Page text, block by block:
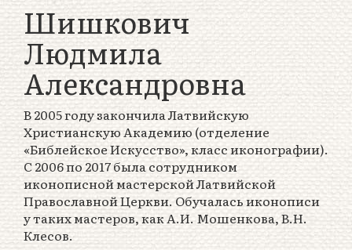
Шишкович
Людмила
Александровна
В 2005 году закончила Латвийскую
Христианскую Академию (отделение
«Библейское Искусство», класс иконографии).
С 2006 по 2017 была сотрудником
иконописной мастерской Латвийской
Православной Церкви. Обучалась иконописи
у таких мастеров, как А.И. Мошенкова, В.Н.
Клесов.